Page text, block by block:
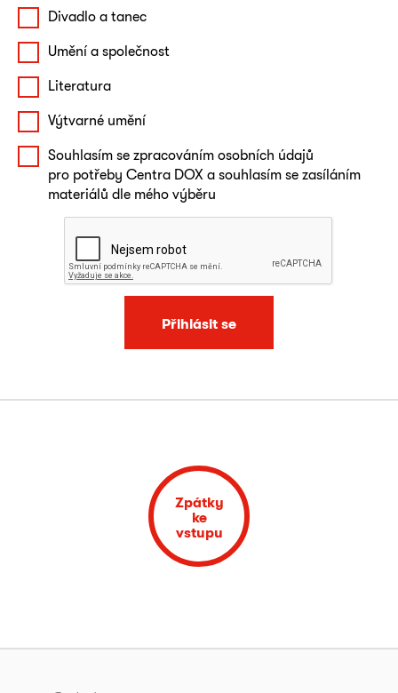
Divadlo a tanec
Umění a společnost
Literatura
Výtvarné umění
Souhlasím se zpracováním osobních údajů
pro potřeby Centra DOX a souhlasím se zasíláním
materiálů dle mého výběru
Přihlásit se
Zpátky
ke
vstupu